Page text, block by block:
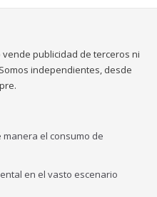
vende publicidad de terceros ni
independientes, desde
manera el consumo de
en el vasto escenario